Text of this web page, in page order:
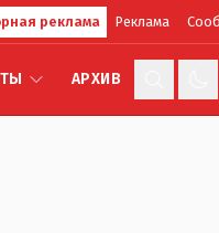
реклама Реклама
АРХИВ